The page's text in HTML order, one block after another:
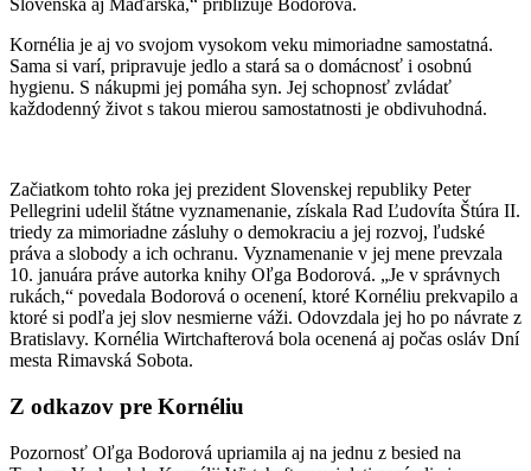
Slovenska aj Maďarska,“ približuje Bodorová.
Kornélia je aj vo svojom vysokom veku mimoriadne samostatná.
Sama si varí, pripravuje jedlo a stará sa o domácnosť i osobnú
hygienu. S nákupmi jej pomáha syn. Jej schopnosť zvládať
každodenný život s takou mierou samostatnosti je obdivuhodná.
Začiatkom tohto roka jej prezident Slovenskej republiky Peter
Pellegrini udelil štátne vyznamenanie, získala Rad Ľudovíta Štúra II.
triedy za mimoriadne zásluhy o demokraciu a jej rozvoj, ľudské
práva a slobody a ich ochranu. Vyznamenanie v jej mene prevzala
10. januára práve autorka knihy Oľga Bodorová. „Je v správnych
rukách,“ povedala Bodorová o ocenení, ktoré Kornéliu prekvapilo a
ktoré si podľa jej slov nesmierne váži. Odovzdala jej ho po návrate z
Bratislavy. Kornélia Wirtchafterová bola ocenená aj počas osláv Dní
mesta Rimavská Sobota.
Z odkazov pre Kornéliu
Pozornosť Oľga Bodorová upriamila aj na jednu z besied na